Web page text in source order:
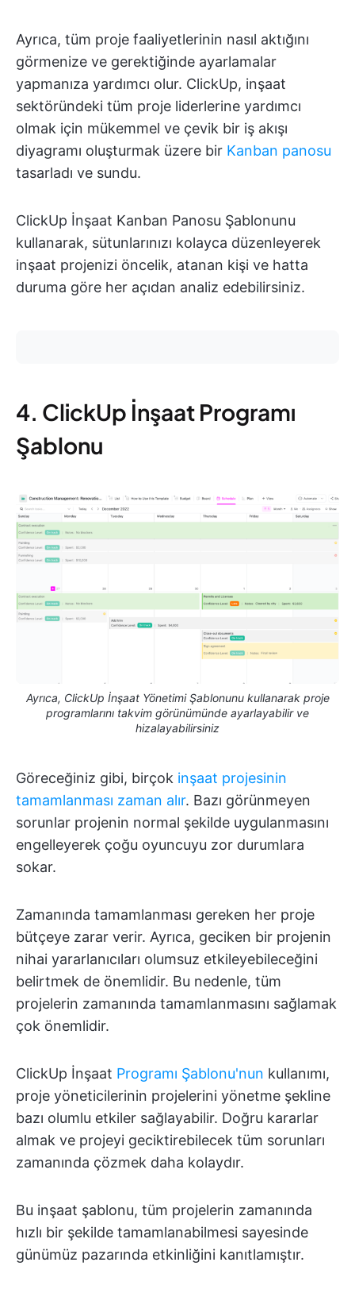
Ayrıca, tüm proje faaliyetlerinin nasıl aktığını
görmenize ve gerektiğinde ayarlamalar
yapmanıza yardımcı olur. ClickUp, inşaat
sektöründeki tüm proje liderlerine yardımcı
olmak için mükemmel ve çevik bir iş akışı
diyagramı oluşturmak üzere bir Kanban panosu
tasarladı ve sundu.
ClickUp İnşaat Kanban Panosu Şablonunu
kullanarak, sütunlarınızı kolayca düzenleyerek
inşaat projenizi öncelik, atanan kişi ve hatta
duruma göre her açıdan analiz edebilirsiniz.
4. ClickUp İnşaat Programı
Şablonu
Ayrıca, ClickUp İnşaat Yönetimi Şablonunu kullanarak proje
programlarını takvim görünümünde ayarlayabilir ve
hizalayabilirsiniz
Göreceğiniz gibi, birçok inşaat projesinin
tamamlanması zaman alır. Bazı görünmeyen
sorunlar projenin normal şekilde uygulanmasını
engelleyerek çoğu oyuncuyu zor durumlara
sokar.
Zamanında tamamlanması gereken her proje
bütçeye zarar verir. Ayrıca, geciken bir projenin
nihai yararlanıcıları olumsuz etkileyebileceğini
belirtmek de önemlidir. Bu nedenle, tüm
projelerin zamanında tamamlanmasını sağlamak
çok önemlidir.
ClickUp İnşaat Programı Şablonu'nun kullanımı,
proje yöneticilerinin projelerini yönetme şekline
bazı olumlu etkiler sağlayabilir. Doğru kararlar
almak ve projeyi geciktirebilecek tüm sorunları
zamanında çözmek daha kolaydır.
Bu inşaat şablonu, tüm projelerin zamanında
hızlı bir şekilde tamamlanabilmesi sayesinde
günümüz pazarında etkinliğini kanıtlamıştır.